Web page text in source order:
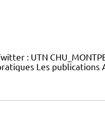
: UTN
Les publications